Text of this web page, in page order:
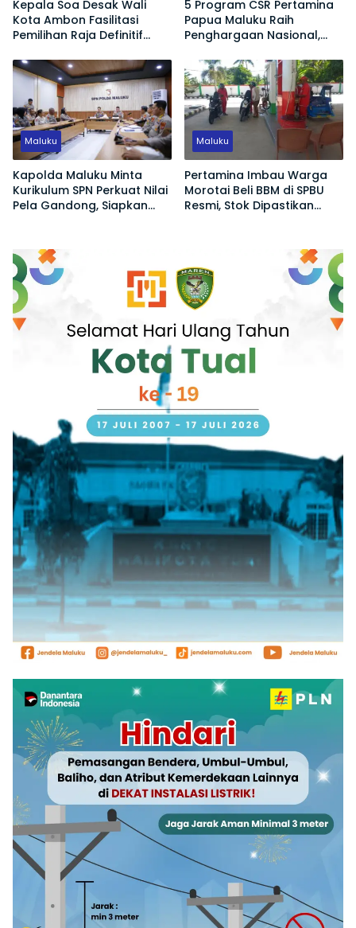
Kepala Soa Desak Wali
Kota Ambon Fasilitasi
Pemilihan Raja Definitif
5 Program CSR Pertamina
Papua Maluku Raih
Penghargaan Nasional,
Ekonomi hingga Konservasi
Lingkungan
Maluku
Kapolda Maluku Minta
Kurikulum SPN Perkuat Nilai
Pela Gandong, Siapkan
Maluku
Pertamina Imbau Warga
Morotai Beli BBM di SPBU
Resmi, Stok Dipastikan